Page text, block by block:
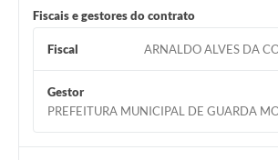
Fiscais e gestores do contrato
Fiscal ARNALDO ALVES DA
Gestor
PREFEITURA MUNICIPAL DE GUARDA